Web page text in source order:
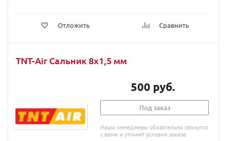
Отложить Сравнить
TNT-Air Сальник 8x1,5 мм
500 руб.
Под заказ
Наши менеджеры обязательно свяжутся
с вами и уточнят условия заказа